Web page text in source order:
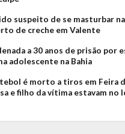
suspeito de se masturbar
de creche em Valente
a 30 anos de prisão por
adolescente na Bahia
é morto a tiros em Feira
e filho da vítima estavam no